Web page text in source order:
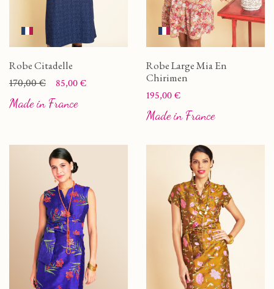
Robe Citadelle
Prix
Prix de base
170,00 € 85,00 €
Made in France
Robe Large Mia En
Chirimen
Prix
195,00 €
Made in France